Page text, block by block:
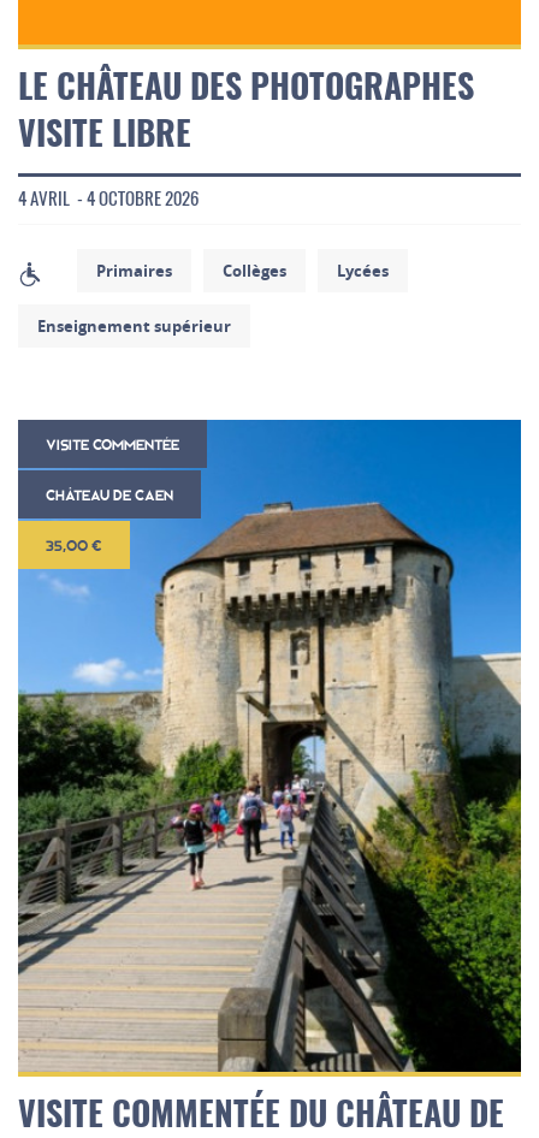
LE CHÂTEAU DES PHOTOGRAPHES
VISITE LIBRE
4 AVRIL - 4 OCTOBRE 2026
Primaires Collèges Lycées
Enseignement supérieur
VISITE COMMENTÉE
CHÂTEAU DE CAEN
35,00 €
VISITE COMMENTÉE DU CHÂTEAU DE